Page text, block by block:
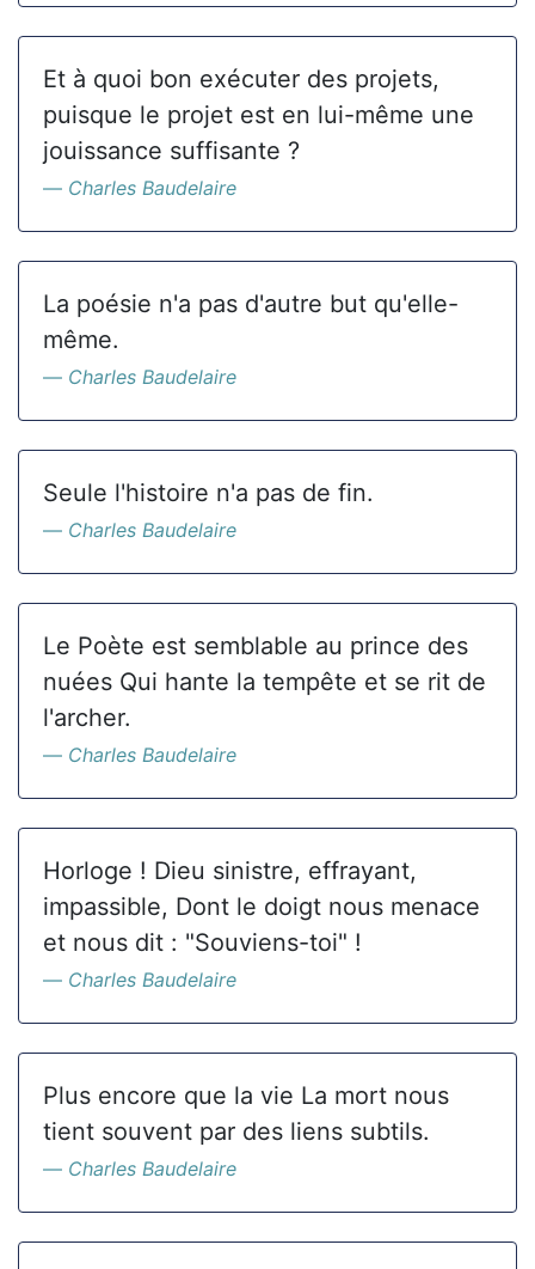
Et à quoi bon exécuter des projets,
puisque le projet est en lui-même une
jouissance suffisante ?
Charles Baudelaire
La poésie n'a pas d'autre but qu'elle-
même.
Charles Baudelaire
Seule l'histoire n'a pas de fin.
Charles Baudelaire
Le Poète est semblable au prince des
nuées Qui hante la tempête et se rit de
l'archer.
Charles Baudelaire
Horloge ! Dieu sinistre, effrayant,
impassible, Dont le doigt nous menace
et nous dit : "Souviens-toi" !
Charles Baudelaire
Plus encore que la vie La mort nous
tient souvent par des liens subtils.
Charles Baudelaire